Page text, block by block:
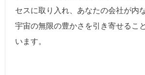
セスに取り入れ、あなたの会社が内
宇宙の無限の豊かさを引き寄せるこ
います。